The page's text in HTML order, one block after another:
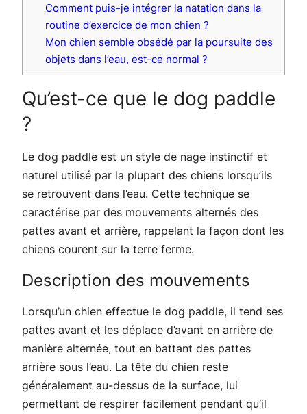
Comment puis-je intégrer la natation dans la
routine d’exercice de mon chien ?
Mon chien semble obsédé par la poursuite des
objets dans l’eau, est-ce normal ?
Qu’est-ce que le dog paddle
?
Le dog paddle est un style de nage instinctif et
naturel utilisé par la plupart des chiens lorsqu’ils
se retrouvent dans l’eau. Cette technique se
caractérise par des mouvements alternés des
pattes avant et arrière, rappelant la façon dont les
chiens courent sur la terre ferme.
Description des mouvements
Lorsqu’un chien effectue le dog paddle, il tend ses
pattes avant et les déplace d’avant en arrière de
manière alternée, tout en battant des pattes
arrière sous l’eau. La tête du chien reste
généralement au-dessus de la surface, lui
permettant de respirer facilement pendant qu’il